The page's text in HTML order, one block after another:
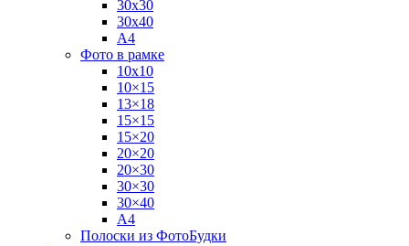
30х30
30х40
А4
Фото в рамке
10х10
10×15
13×18
15×15
15×20
20×20
20×30
30×30
30×40
A4
Полоски из ФотоБудки